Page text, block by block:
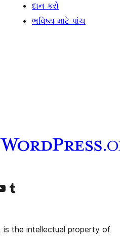
દાન કરો
ભવિષ્ય માટે પાંચ
લો અમારા Tumblr એકાઉન્ટની મુલાકાત લો
is the intellectual property of